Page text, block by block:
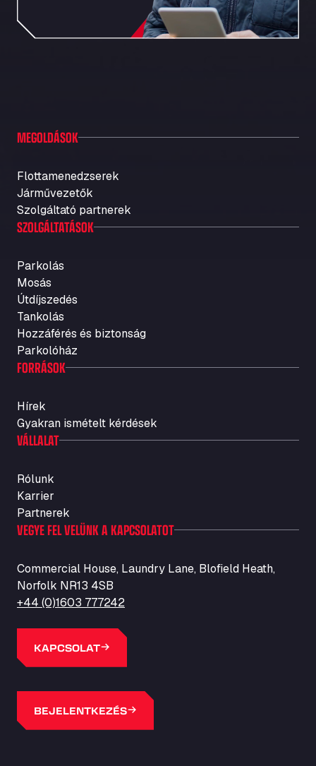
MEGOLDÁSOK
Flottamenedzserek
Járművezetők
Szolgáltató partnerek
SZOLGÁLTATÁSOK
Parkolás
Mosás
Útdíjszedés
Tankolás
Hozzáférés és biztonság
Parkolóház
FORRÁSOK
Hírek
Gyakran ismételt kérdések
VÁLLALAT
Rólunk
Karrier
Partnerek
VEGYE FEL VELÜNK A KAPCSOLATOT
Commercial House, Laundry Lane, Blofield Heath,
Norfolk NR13 4SB
+44 (0)1603 777242
KAPCSOLAT
BEJELENTKEZÉS